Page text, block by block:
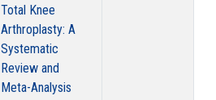
Total Knee
Arthroplasty: A
Systematic
Review and
Meta-Analysis